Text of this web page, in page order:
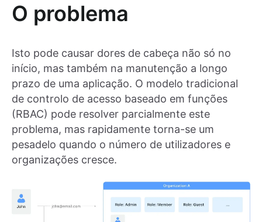
O problema
Isto pode causar dores de cabeça não só no
início, mas também na manutenção a longo
prazo de uma aplicação. O modelo tradicional
de controlo de acesso baseado em funções
(RBAC) pode resolver parcialmente este
problema, mas rapidamente torna-se um
pesadelo quando o número de utilizadores e
organizações cresce.